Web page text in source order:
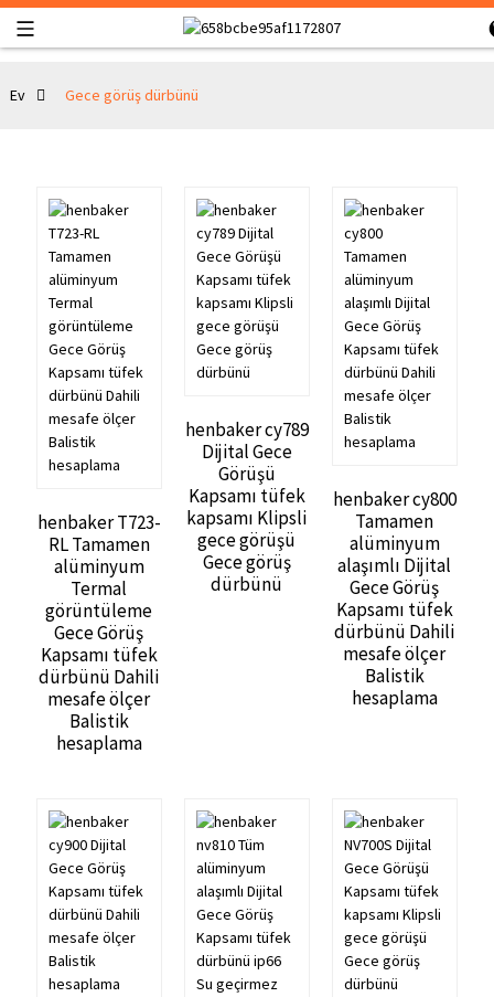
Ev Gece görüş dürbünü
henbaker T723-
RL Tamamen
alüminyum
Termal
görüntüleme
Gece Görüş
Kapsamı tüfek
dürbünü Dahili
mesafe ölçer
Balistik
hesaplama
henbaker cy789
Dijital Gece
Görüşü
Kapsamı tüfek
kapsamı Klipsli
gece görüşü
Gece görüş
dürbünü
henbaker cy800
Tamamen
alüminyum
alaşımlı Dijital
Gece Görüş
Kapsamı tüfek
dürbünü Dahili
mesafe ölçer
Balistik
hesaplama